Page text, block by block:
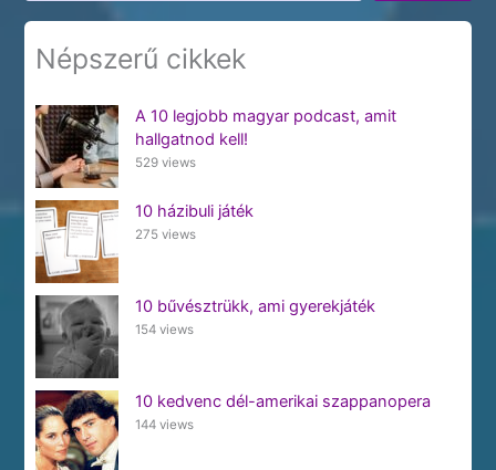
Népszerű cikkek
A 10 legjobb magyar podcast, amit
hallgatnod kell!
529 views
10 házibuli játék
275 views
10 bűvésztrükk, ami gyerekjáték
154 views
10 kedvenc dél-amerikai szappanopera
144 views